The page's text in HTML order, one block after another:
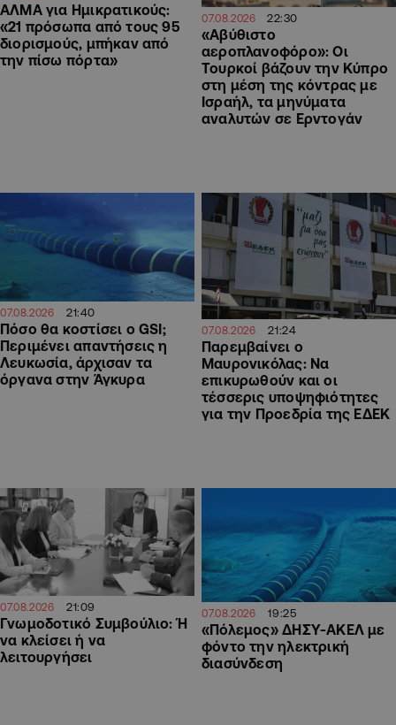
ΑΛΜΑ για Ημικρατικούς:
«21 πρόσωπα από τους 95
διορισμούς, μπήκαν από
την πίσω πόρτα»
07.08.2026 22:30
«Αβύθιστο
αεροπλανοφόρο»: Οι
Τουρκοί βάζουν την Κύπρο
στη μέση της κόντρας με
Ισραήλ, τα μηνύματα
αναλυτών σε Ερντογάν
07.08.2026 21:40
Πόσο θα κοστίσει ο GSI;
Περιμένει απαντήσεις η
Λευκωσία, άρχισαν τα
όργανα στην Άγκυρα
07.08.2026 21:24
Παρεμβαίνει ο
Μαυρονικόλας: Να
επικυρωθούν και οι
τέσσερις υποψηφιότητες
για την Προεδρία της ΕΔΕΚ
07.08.2026 21:09
Γνωμοδοτικό Συμβούλιο: Ή
να κλείσει ή να
λειτουργήσει
07.08.2026 19:25
«Πόλεμος» ΔΗΣΥ-ΑΚΕΛ με
φόντο την ηλεκτρική
διασύνδεση